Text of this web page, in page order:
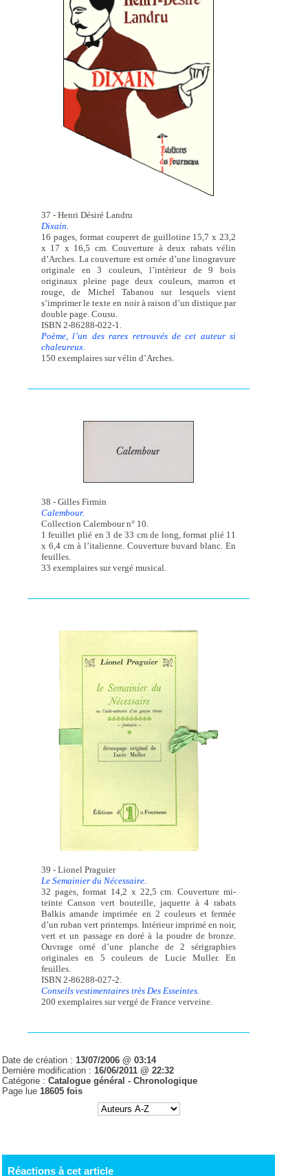
37 - Henri Désiré Landru
Dixain.
16 pages, format couperet de guillotine 15,7 x 23,2
x 17 x 16,5 cm. Couverture à deux rabats vélin
d’Arches. La couverture est ornée d’une linogravure
originale en 3 couleurs, l’intérieur de 9 bois
originaux pleine page deux couleurs, marron et
rouge, de Michel Tabanou sur lesquels vient
s’imprimer le texte en noir à raison d’un distique par
double page. Cousu.
ISBN 2-86288-022-1.
Poème, l’un des rares retrouvés de cet auteur si
chaleureux.
150 exemplaires sur vélin d’Arches.
38 - Gilles Firmin
Calembour.
Collection Calembour n° 10.
1 feuillet plié en 3 de 33 cm de long, format plié 11
x 6,4 cm à l’italienne. Couverture buvard blanc. En
feuilles.
33 exemplaires sur vergé musical.
39 - Lionel Praguier
Le Semainier du Nécessaire.
32 pages, format 14,2 x 22,5 cm. Couverture mi-
teinte Canson vert bouteille, jaquette à 4 rabats
Balkis amande imprimée en 2 couleurs et fermée
d’un ruban vert printemps. Intérieur imprimé en noir,
vert et un passage en doré à la poudre de bronze.
Ouvrage orné d’une planche de 2 sérigraphies
originales en 5 couleurs de Lucie Muller. En
feuilles.
ISBN 2-86288-027-2.
Conseils vestimentaires très Des Esseintes.
200 exemplaires sur vergé de France verveine.
Date de création : 13/07/2006 @ 03:14
Dernière modification : 16/06/2011 @ 22:32
Catégorie :Catalogue général -Chronologique
Page lue 18605 fois
Réactions à cet article